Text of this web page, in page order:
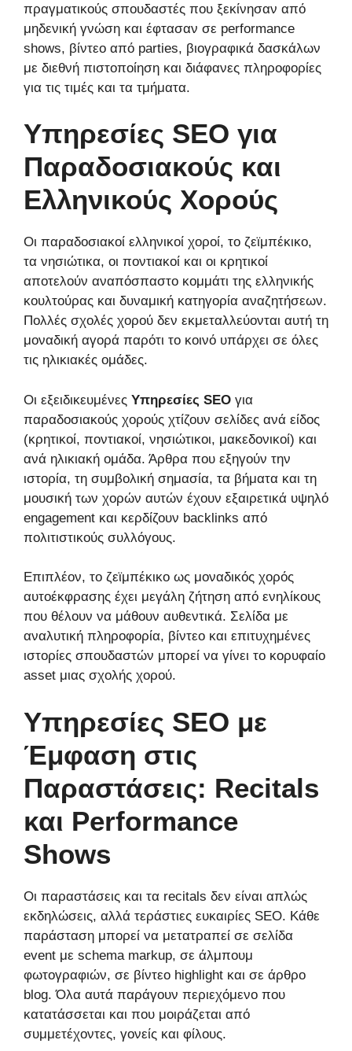
πραγματικούς σπουδαστές που ξεκίνησαν από
μηδενική γνώση και έφτασαν σε performance
shows, βίντεο από parties, βιογραφικά δασκάλων
με διεθνή πιστοποίηση και διάφανες πληροφορίες
για τις τιμές και τα τμήματα.
Υπηρεσίες SEO για
Παραδοσιακούς και
Ελληνικούς Χορούς
Οι παραδοσιακοί ελληνικοί χοροί, το ζεϊμπέκικο,
τα νησιώτικα, οι ποντιακοί και οι κρητικοί
αποτελούν αναπόσπαστο κομμάτι της ελληνικής
κουλτούρας και δυναμική κατηγορία αναζητήσεων.
Πολλές σχολές χορού δεν εκμεταλλεύονται αυτή τη
μοναδική αγορά παρότι το κοινό υπάρχει σε όλες
τις ηλικιακές ομάδες.
Οι εξειδικευμένες Υπηρεσίες SEO για
παραδοσιακούς χορούς χτίζουν σελίδες ανά είδος
(κρητικοί, ποντιακοί, νησιώτικοι, μακεδονικοί) και
ανά ηλικιακή ομάδα. Άρθρα που εξηγούν την
ιστορία, τη συμβολική σημασία, τα βήματα και τη
μουσική των χορών αυτών έχουν εξαιρετικά υψηλό
engagement και κερδίζουν backlinks από
πολιτιστικούς συλλόγους.
Επιπλέον, το ζεϊμπέκικο ως μοναδικός χορός
αυτοέκφρασης έχει μεγάλη ζήτηση από ενηλίκους
που θέλουν να μάθουν αυθεντικά. Σελίδα με
αναλυτική πληροφορία, βίντεο και επιτυχημένες
ιστορίες σπουδαστών μπορεί να γίνει το κορυφαίο
asset μιας σχολής χορού.
Υπηρεσίες SEO με
Έμφαση στις
Παραστάσεις: Recitals
και Performance
Shows
Οι παραστάσεις και τα recitals δεν είναι απλώς
εκδηλώσεις, αλλά τεράστιες ευκαιρίες SEO. Κάθε
παράσταση μπορεί να μετατραπεί σε σελίδα
event με schema markup, σε άλμπουμ
φωτογραφιών, σε βίντεο highlight και σε άρθρο
blog. Όλα αυτά παράγουν περιεχόμενο που
κατατάσσεται και που μοιράζεται από
συμμετέχοντες, γονείς και φίλους.